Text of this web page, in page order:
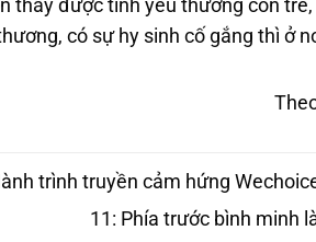
thấy được tình yêu thương con
có sự hy sinh cố gắng thì ở
trình truyền cảm hứng
11: Phía trước bình minh